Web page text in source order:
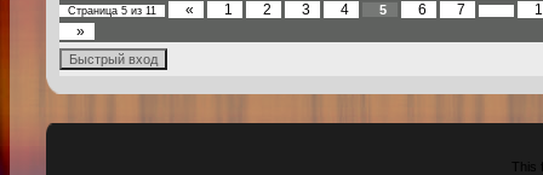
Страница 5 из 11 « 1 2 3 4 5 6 7
»
This